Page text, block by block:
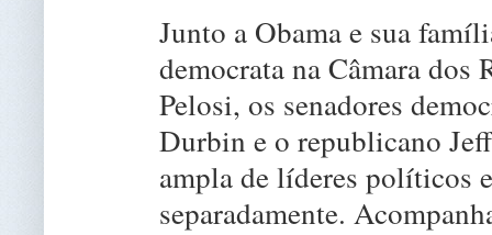
Junto a Obama e sua
democrata na Câmara dos
Pelosi, os senadores
Durbin e o republicano
ampla de líderes políticos
separadamente.